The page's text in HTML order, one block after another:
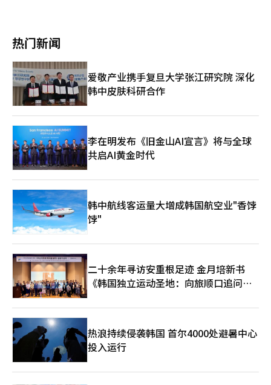
行。 ◆ 从废墟中崛起的‘首尔的客厅’，1978年的伟大 如今的世
宗文化会馆原址是1961年完工的韩国代表性表演场所“首尔市民
会馆”。然而，1972年12月发生的大火使其化为灰烬，缺乏合适
表演场所的首尔不得不在次年于梨花女子大学大礼堂举办维也纳爱
乐乐团的演出。当时指挥克劳迪奥·阿巴多对设施表示强烈不满，
宣称再也不会来访，因此建设综合性表演场所成为时代的任务。
因此，世宗文化会馆于1974年动工，1978年4月正式开馆。建造时
考虑到分裂局势，特意建成3800多个座位的庞大规模，2004年经
过改造后，现有3022个座位。1984年，世界级指挥家赫伯特·冯
·卡拉扬曾称赞这里为“优秀的大厅”。 这座建筑的设计师是已
故的严德文。他将世宗文化会馆定义为“首尔的客厅”，将传统韩
屋的内宅与外宅、连接的回廊和庭院的概念融入现代建筑。例如，
大剧院是内宅，而小型音乐厅和M剧院、S剧院则相当于外宅。 当
通过回廊和屋檐的曲线来保留传统，最终完成了现在的建筑。 以
舞台为基准，大剧院左侧墙面上装满了管风琴，这是这个空间最伟
大的遗产。它是专门从德国卡尔斯鲁厄定制的，安装和调音共耗时
13个月，涉及1400名德国技术人员，总共动用了4000人。管风琴
有8098根管子，6个键盘，高11米，宽7米，重达45吨，现值约为
6000万元。它的外形融合了古筝的形状和传统瓦屋檐的曲线，甚
至还融入了佛教钟声的音响，现已成为空间的象征。 ◆ 舞台背后
的1寸美学，以及打破界限的‘S剧院’ 平时音响反射板降下时，
无法察觉，但舞台背后隐藏着比可见区域更广阔的辅助空间。当我
走进工作人员汗水浸透的“舞台右侧”，正值音乐剧《贝多芬》彩
排准备，舞台后方仿佛一个巨大的有机体在运转。 直径17米的重
型旋转舞台，转动90度需27秒，转动180度需55秒。内部隐藏着主
角可以从地面上下升降的升降平台。天花板上悬挂着43根吊杆，地
下无尽延伸的11个化妆间，令人想象到为了创造华丽演出而在舞台
背后默默付出的无数人的辛勤时光。 走出大剧院，来到300个座位
左右的可变黑匣子剧场“S剧院”。该空间于2018年开馆，大胆打
热门新闻
爱敬产业携手复旦大学张江研究院 深化
韩中皮肤科研合作
李在明发布《旧金山AI宣言》将与全球
共启AI黄金时代
韩中航线客运量大增成韩国航空业"香饽
饽"
二十余年寻访安重根足迹 金月培新书
《韩国独立运动圣地：向旅顺口追问历
热浪持续侵袭韩国 首尔4000处避暑中心
投入运行